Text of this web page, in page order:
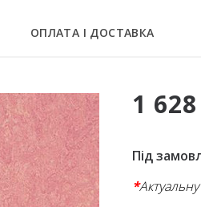
ОПЛАТА І ДОСТАВКА
1
Під
*